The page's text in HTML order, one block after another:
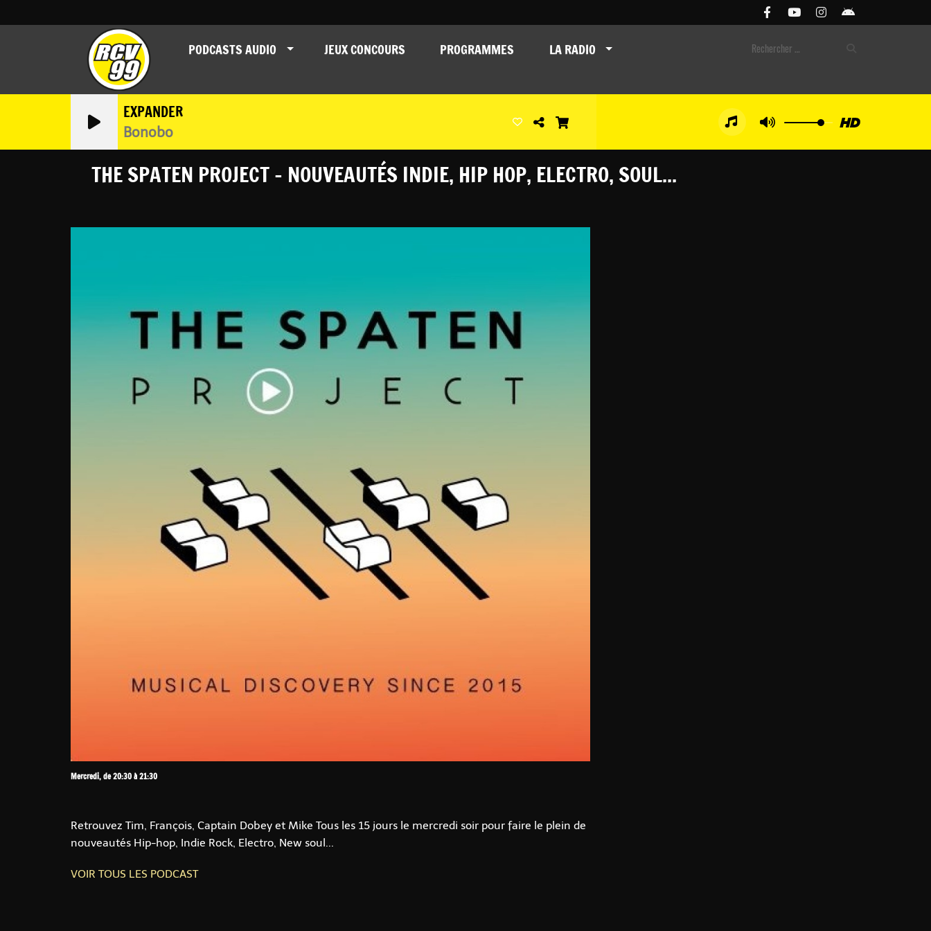
PODCASTS AUDIO JEUX CONCOURS PROGRAMMES LA RADIO
EXPANDER
Bonobo
THE SPATEN PROJECT - NOUVEAUTÉS INDIE, HIP HOP, ELECTRO, SOUL...
Mercredi, de 20:30 à 21:30
Retrouvez Tim, François, Captain Dobey et Mike Tous les 15 jours le mercredi soir pour faire le plein de
nouveautés Hip-hop, Indie Rock, Electro, New soul...
VOIR TOUS LES PODCAST